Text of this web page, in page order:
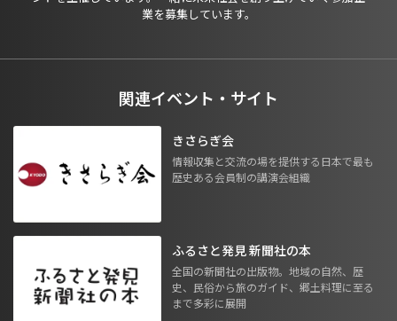
業を募集しています。
関連イベント・サイト
きさらぎ会
情報収集と交流の場を提供する日本で最も
歴史ある会員制の講演会組織
ふるさと発見 新聞社の本
全国の新聞社の出版物。地域の自然、歴
史、民俗から旅のガイド、郷土料理に至る
まで多彩に展開